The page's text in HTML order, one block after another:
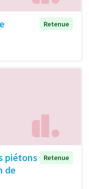
Retenue
piétons
de
Retenue